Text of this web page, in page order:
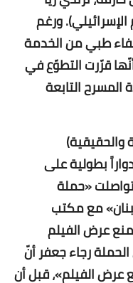
الإسرائيلي). ورغم
طبي من الخدمة
قرّرت التطوّع في
التابعة
والحقيقية)
بطولية على
«حملة
مع مكتب
عرض الفيلم
رجاء جعفر أنّ
عرض الفيلم»، قبل أن